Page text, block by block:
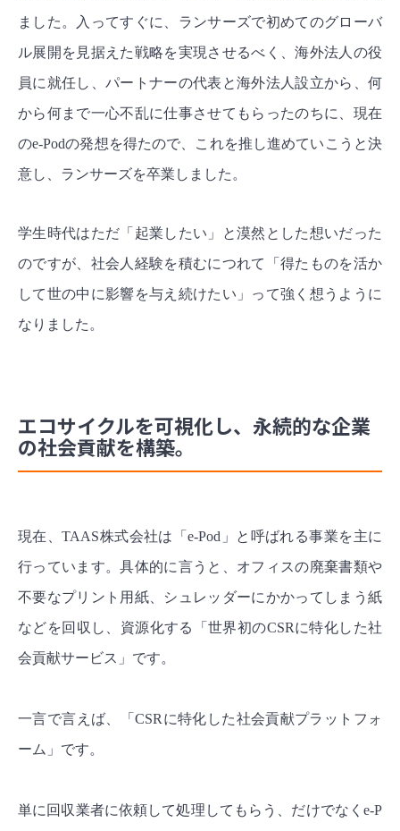
ました。入ってすぐに、ランサーズで初めてのグローバ
ル展開を見据えた戦略を実現させるべく、海外法人の役
員に就任し、パートナーの代表と海外法人設立から、何
から何まで一心不乱に仕事させてもらったのちに、現在
のe-Podの発想を得たので、これを推し進めていこうと決
意し、ランサーズを卒業しました。
学生時代はただ「起業したい」と漠然とした想いだった
のですが、社会人経験を積むにつれて「得たものを活か
して世の中に影響を与え続けたい」って強く想うように
なりました。
エコサイクルを可視化し、永続的な企業
の社会貢献を構築。
現在、TAAS株式会社は「e-Pod」と呼ばれる事業を主に
行っています。具体的に言うと、オフィスの廃棄書類や
不要なプリント用紙、シュレッダーにかかってしまう紙
などを回収し、資源化する「世界初のCSRに特化した社
会貢献サービス」です。
一言で言えば、 「CSRに特化した社会貢献プラットフォ
ーム」 です。
単に回収業者に依頼して処理してもらう、だけでなくe-P